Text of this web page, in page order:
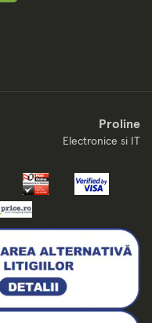
Proline
Electronice si IT